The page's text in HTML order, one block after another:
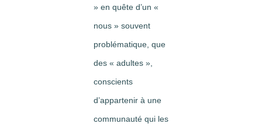
» en quête d’un «
nous » souvent
problématique, que
des « adultes »,
conscients
d’appartenir à une
communauté qui les